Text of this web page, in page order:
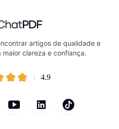
artigos de qualidade e
maior clareza e confiança.
4.9